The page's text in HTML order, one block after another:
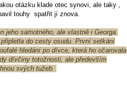
otázku klade otec synovi, ale taky ,
touhy spatřit jí znova.
samotného, ale vlastně i Georga.
do cesty osudu. První setkání
hledání po dívce, která ho očarovala
dívčiny totožnosti, ale především
svých tužeb.